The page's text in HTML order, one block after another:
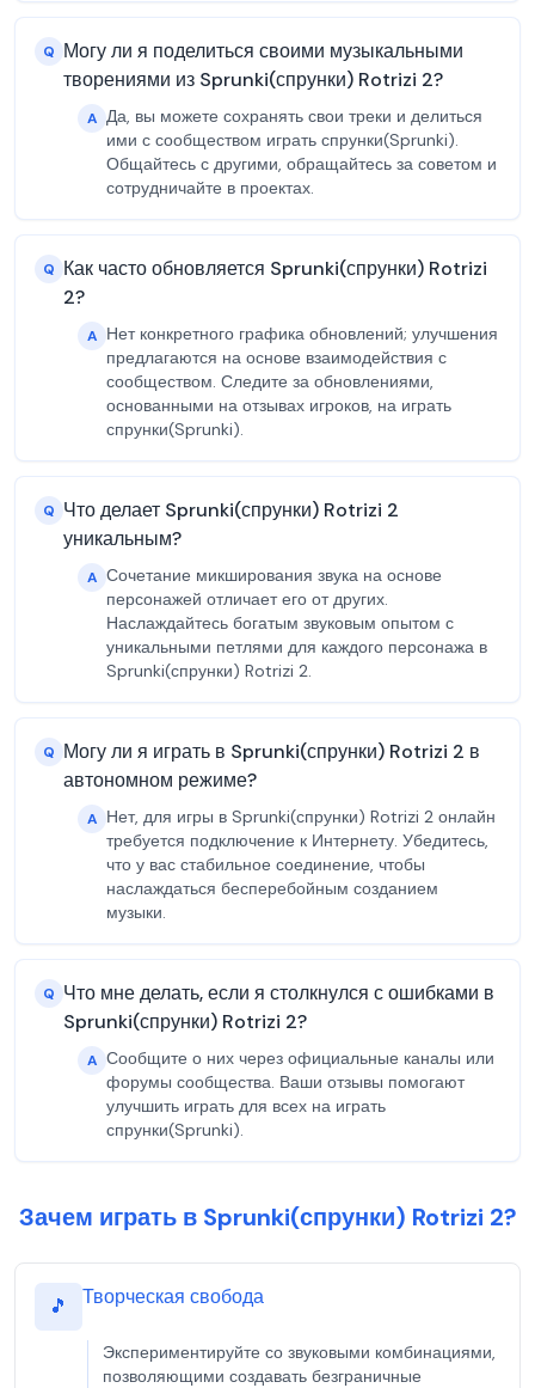
Q Могу ли я поделиться своими музыкальными
творениями из Sprunki(спрунки) Rotrizi 2?
A Да, вы можете сохранять свои треки и делиться
ими с сообществом играть спрунки(Sprunki).
Общайтесь с другими, обращайтесь за советом и
сотрудничайте в проектах.
Q Как часто обновляется Sprunki(спрунки) Rotrizi
2?
A Нет конкретного графика обновлений; улучшения
предлагаются на основе взаимодействия с
сообществом. Следите за обновлениями,
основанными на отзывах игроков, на играть
спрунки(Sprunki).
Q Что делает Sprunki(спрунки) Rotrizi 2
уникальным?
A Сочетание микширования звука на основе
персонажей отличает его от других.
Наслаждайтесь богатым звуковым опытом с
уникальными петлями для каждого персонажа в
Sprunki(спрунки) Rotrizi 2.
Q Могу ли я играть в Sprunki(спрунки) Rotrizi 2 в
автономном режиме?
A Нет, для игры в Sprunki(спрунки) Rotrizi 2 онлайн
требуется подключение к Интернету. Убедитесь,
что у вас стабильное соединение, чтобы
наслаждаться бесперебойным созданием
музыки.
Q Что мне делать, если я столкнулся с ошибками в
Sprunki(спрунки) Rotrizi 2?
A Сообщите о них через официальные каналы или
форумы сообщества. Ваши отзывы помогают
улучшить играть для всех на играть
спрунки(Sprunki).
Зачем играть в Sprunki(спрунки) Rotrizi 2?
🎵 Творческая свобода
Экспериментируйте со звуковыми комбинациями,
позволяющими создавать безграничные